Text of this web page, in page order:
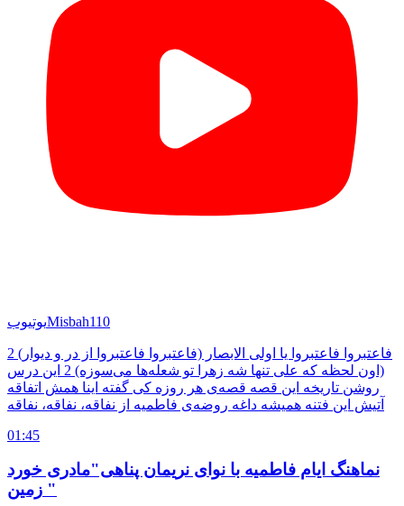
یوتیوبMisbah110
فاعتبروا فاعتبروا یا اولی الابصار (فاعتبروا فاعتبروا از در و دیوار) 2
(اون لحظه که علی تنها شه زهرا تو شعله‌ها می‌سوزه) 2 این درس
روشن تاریخه این قصه قصه‌ی هر روزه کی گفته اینا همش اتفاقه
آتیش این فتنه همیشه داغه روضه‌ی فاطمیه از نفاقه، نفاقه، نفاقه
01:45
نماهنگ ایام فاطمیه با نوای نریمان پناهی"مادری خورد
زمین "